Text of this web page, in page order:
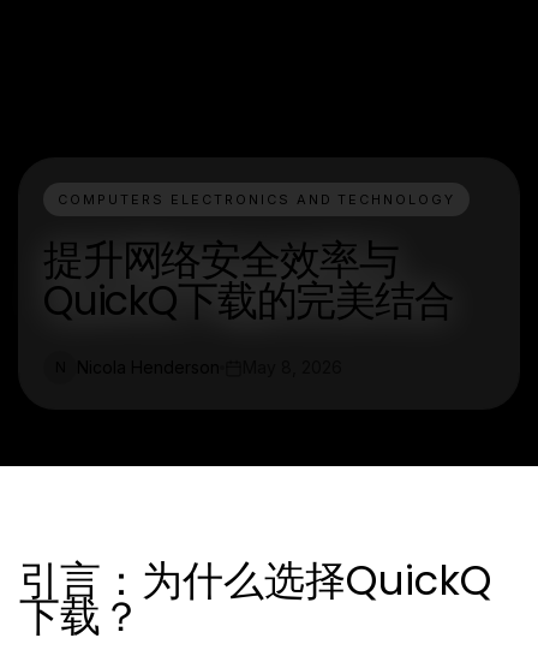
COMPUTERS ELECTRONICS AND TECHNOLOGY
提升网络安全效率与
QuickQ下载的完美结合
引言：为什么选择QuickQ
下载？